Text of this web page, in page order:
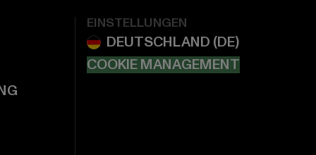
EINSTELLUNGEN
COOKIE MANAGEMENT